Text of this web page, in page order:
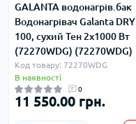
GALANTA водонагрів.бак
Водонагрівач Galanta DRY
100, сухий Тен 2x1000 Вт
(72270WDG) (72270WDG)
Код товару: 72270WDG
В наявності
0
11 550.00 грн.